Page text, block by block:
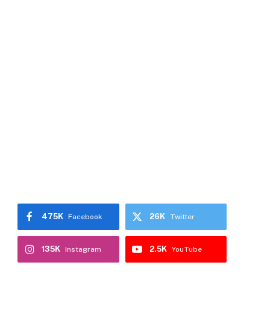
Facebook
475K Twitter
26K
Instagram
135K YouTube
2.5K